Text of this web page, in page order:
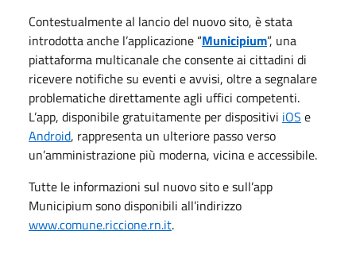
Contestualmente al lancio del nuovo sito, è stata
introdotta anche l’applicazione “Municipium”, una
piattaforma multicanale che consente ai cittadini di
ricevere notifiche su eventi e avvisi, oltre a segnalare
problematiche direttamente agli uffici competenti.
L’app, disponibile gratuitamente per dispositivi iOS e
Android, rappresenta un ulteriore passo verso
un’amministrazione più moderna, vicina e accessibile.
Tutte le informazioni sul nuovo sito e sull’app
Municipium sono disponibili all’indirizzo
www.comune.riccione.rn.it.